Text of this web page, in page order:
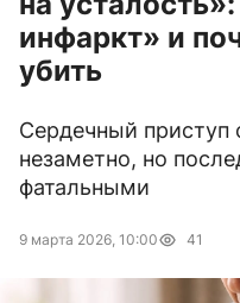
инфаркт» и
убить
Сердечный приступ
незаметно, но
фатальными
9 марта 2026, 10:00 41